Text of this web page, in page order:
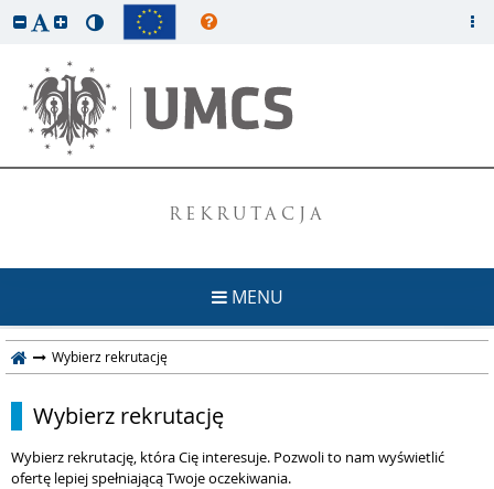
REKRUTACJA
MENU
Wybierz rekrutację
Wybierz rekrutację
Wybierz rekrutację, która Cię interesuje. Pozwoli to nam wyświetlić
ofertę lepiej spełniającą Twoje oczekiwania.